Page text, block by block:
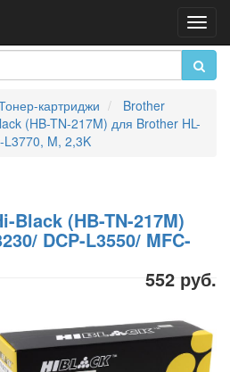
картриджи
Brother
(HB-TN-217M) для Brother HL-
L3770, M, 2,3K
Black (HB-TN-217M)
DCP-L3550/ MFC-
552 руб.